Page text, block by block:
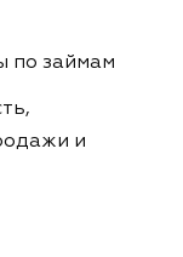
по займам
и